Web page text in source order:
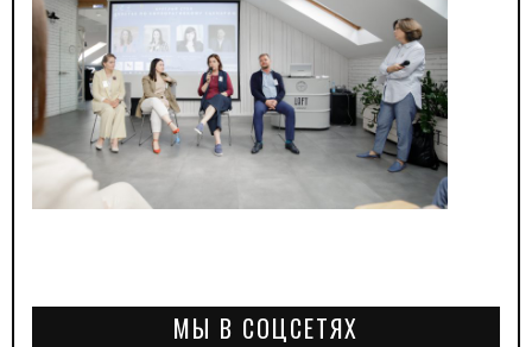
МЫ В СОЦСЕТЯХ